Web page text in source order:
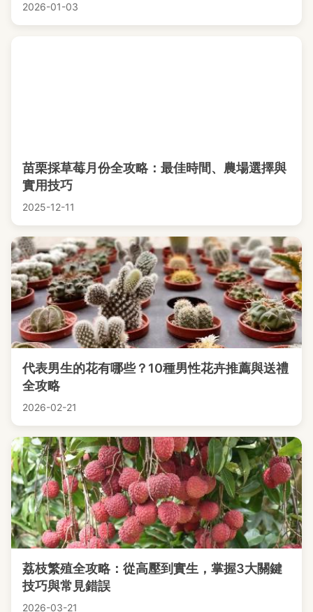
2026-01-03
苗栗採草莓月份全攻略：最佳時間、農場選擇與
實用技巧
2025-12-11
代表男生的花有哪些？10種男性花卉推薦與送禮
全攻略
2026-02-21
荔枝繁殖全攻略：從高壓到實生，掌握3大關鍵
技巧與常見錯誤
2026-03-21